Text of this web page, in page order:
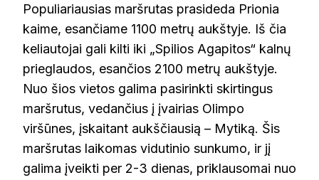
Populiariausias maršrutas prasideda Prionia
kaime, esančiame 1100 metrų aukštyje. Iš čia
keliautojai gali kilti iki „Spilios Agapitos“ kalnų
prieglaudos, esančios 2100 metrų aukštyje.
Nuo šios vietos galima pasirinkti skirtingus
maršrutus, vedančius į įvairias Olimpo
viršūnes, įskaitant aukščiausią – Mytiką. Šis
maršrutas laikomas vidutinio sunkumo, ir jį
galima įveikti per 2-3 dienas, priklausomai nuo